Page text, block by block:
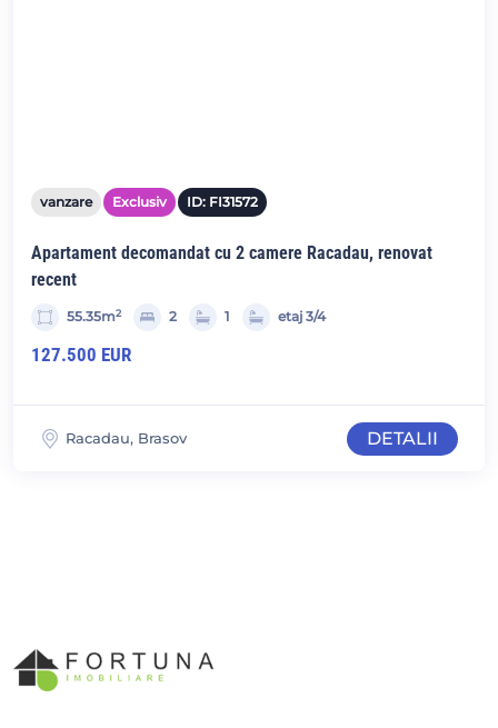
vanzare Exclusiv ID: FI31572
Apartament decomandat cu 2 camere Racadau, renovat
recent
55.35m2 2 1 etaj 3/4
127.500 EUR
Racadau, Brasov DETALII